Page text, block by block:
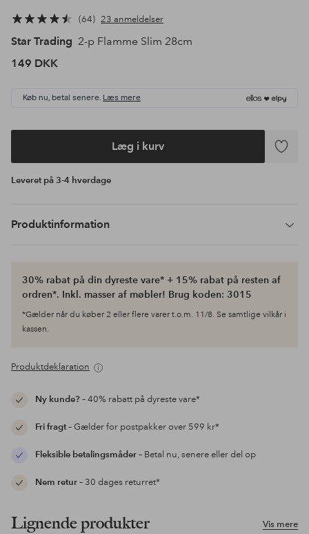
64 23 anmeldelser
Star Trading 2-p Flamme Slim 28cm
149 DKK
Køb nu, betal senere. Læs mere
Læg i kurv
Tilføj
Leveret på 3-4 hverdage
Produktinformation
30% rabat på din dyreste vare* + 15% rabat på resten af
ordren*. Inkl. masser af møbler! Brug koden: 3015
*Gælder når du køber 2 eller flere varer t.o.m. 11/8. Se samtlige vilkår i
kassen.
Produktdeklaration
Ny kunde?– 40% rabatt på dyreste vare*
Fri fragt– Gælder for postpakker over 599 kr*
Fleksible betalingsmåder– Betal nu, senere eller del op
Nem retur– 30 dages returret*
Vis mere
Lignende produkter